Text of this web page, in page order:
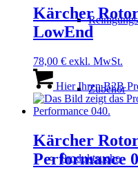
Zubehör
Produktsuche
Kärcher
LowEnd
78,00 € exkl. MwSt.
Hier Ihren B2B
Kärcher
Performance